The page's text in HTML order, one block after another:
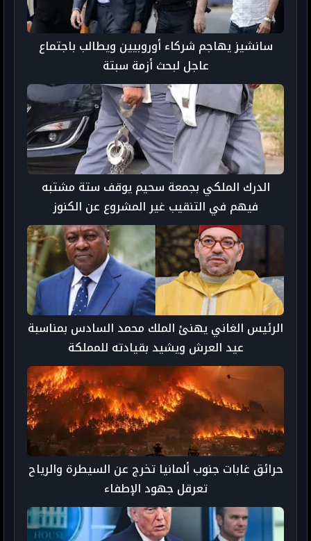
سانشيز يهاجم شركاء أوروبيين ويطالب باجتماع
عاجل لبحث أزمة سبتة
الدرك الملكي بجمعة سحيم يوقف ستة مشتبه
فيهم في التنقيب غير المشروع عن الكنوز
الرئيس الغاني يهنئ الملك محمد السادس بمناسبة
عيد العرش ويشيد بقيادته للمملكة
حرائق غابات جنوب ألمانيا تخرج عن السيطرة والرياح
تعرقل جهود الإطفاء